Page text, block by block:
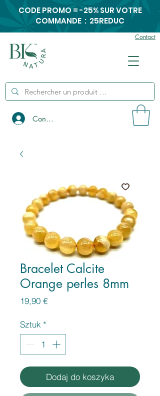
Contact
Connexion
CODE PROMO = -25% SUR VOTRE
COMMANDE : 25REDUC
Bracelet Calcite
Orange perles 8mm
19,90 €Cena
Sztuk *
Dodaj do koszyka